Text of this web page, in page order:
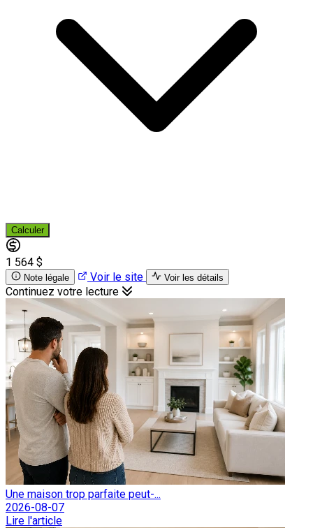
Calculer
1 564 $
Note légale Voir le site Voir les détails
Continuez votre lecture
Une maison trop parfaite peut-...
2026-08-07
Lire l'article